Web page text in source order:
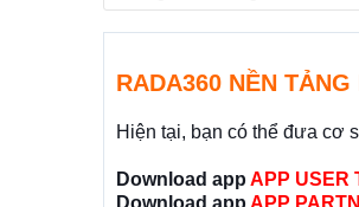
RADA360 NỀN
Hiện tại, bạn có thể đưa cơ
Download app APP USER